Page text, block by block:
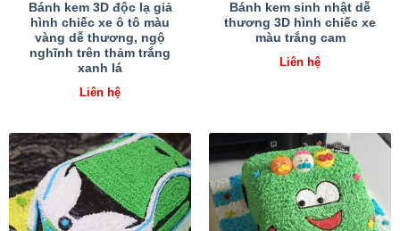
Bánh kem 3D độc lạ giả
hình chiếc xe ô tô màu
vàng dễ thương, ngộ
nghĩnh trên thảm trắng
xanh lá
Liên hệ
Bánh kem sinh nhật dễ
thương 3D hình chiếc xe
màu trắng cam
Liên hệ